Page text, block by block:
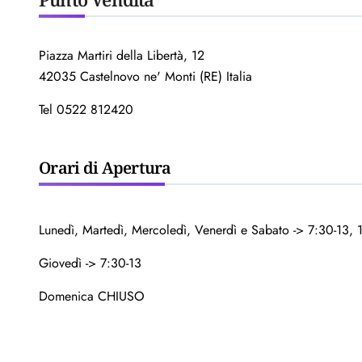
Piazza Martiri della Libertà, 12
42035 Castelnovo ne' Monti (RE) Italia
Tel 0522 812420
Orari di Apertura
Lunedì, Martedì, Mercoledì, Venerdì e Sabato -> 7:30-13,
Giovedì -> 7:30-13
Domenica CHIUSO